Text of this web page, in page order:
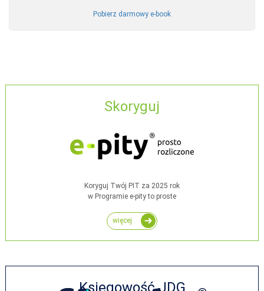
Pobierz darmowy e-book
Skoryguj
Koryguj Twój PIT za 2025 rok
w Programie e-pity to proste
więcej
Księgowość JDG